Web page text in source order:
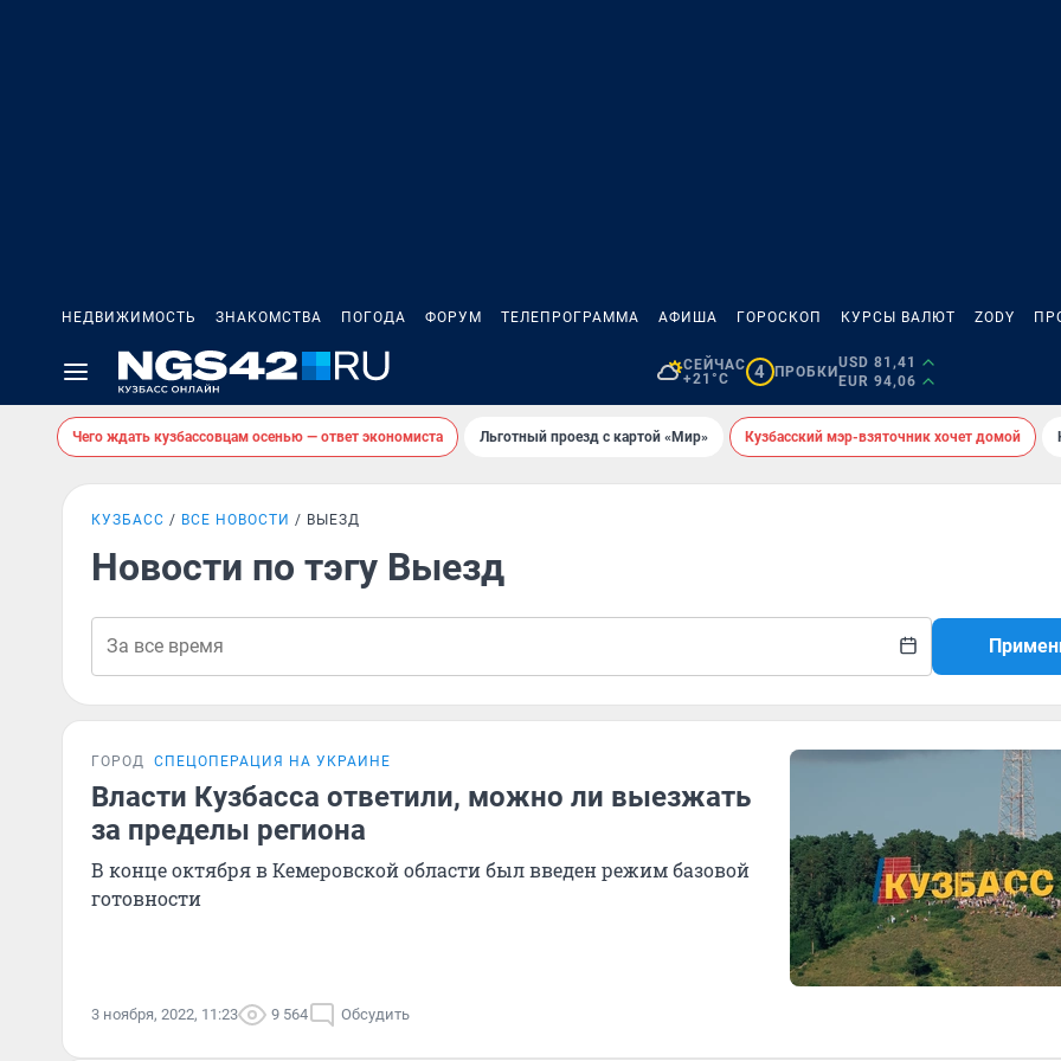
НЕДВИЖИМОСТЬ ЗНАКОМСТВА ПОГОДА ФОРУМ ТЕЛЕПРОГРАММА АФИША ГОРОСКОП КУРСЫ ВАЛЮТ ZODY
СЕЙЧАС
+21°C
4 ПРОБКИ
USD 81,41
EUR 94,06
Чего ждать кузбассовцам осенью — ответ экономиста Льготный проезд с картой «Мир» Кузбасский мэр-взяточник хочет домой
КУЗБАСС ВСЕ НОВОСТИ ВЫЕЗД
Новости по тэгу Выезд
ГОРОД СПЕЦОПЕРАЦИЯ НА УКРАИНЕ
Власти Кузбасса ответили, можно ли выезжать
за пределы региона
В конце октября в Кемеровской области был введен режим базовой
готовности
3 ноября, 2022, 11:23 9 564 Обсудить